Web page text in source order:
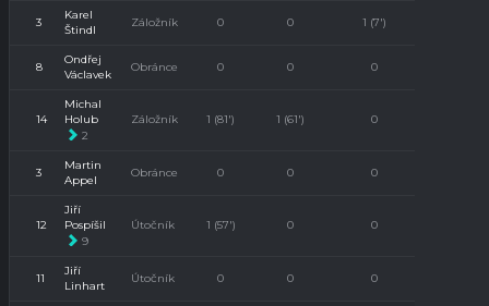
3
Karel
Štindl
Záložník 0 0 1 (7')
8
Ondřej
Václavek
Obránce 0 0 0
14
Michal
Holub
2
Záložník 1 (81') 1 (61') 0
3
Martin
Appel
Obránce 0 0 0
12
Jiří
Pospíšil
9
Útočník 1 (57') 0 0
11
Jiří
Linhart
Útočník 0 0 0